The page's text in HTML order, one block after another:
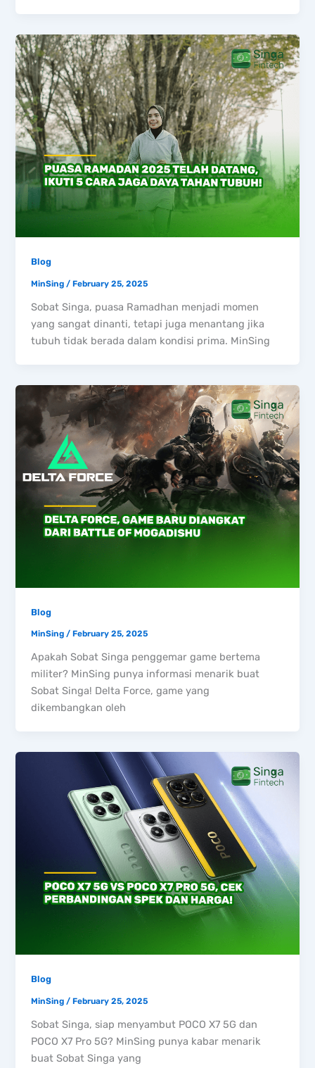
Blog
MinSing /February 25, 2025
Sobat Singa, puasa Ramadhan menjadi momen
yang sangat dinanti, tetapi juga menantang jika
tubuh tidak berada dalam kondisi prima. MinSing
Blog
MinSing/February 25, 2025
Apakah Sobat Singa penggemar game bertema
militer? MinSing punya informasi menarik buat
Sobat Singa! Delta Force, game yang
dikembangkan oleh
Blog
MinSing/February 25, 2025
Sobat Singa, siap menyambut POCO X7 5G dan
POCO X7 Pro 5G? MinSing punya kabar menarik
buat Sobat Singa yang